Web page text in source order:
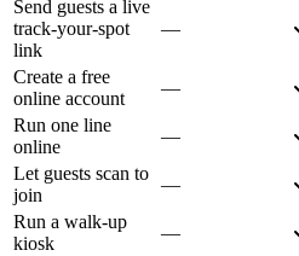
Send guests a live
track-your-spot
link
—
Create a free
online account
—
Run one line
online
—
Let guests scan to
join
—
Run a walk-up
kiosk
—